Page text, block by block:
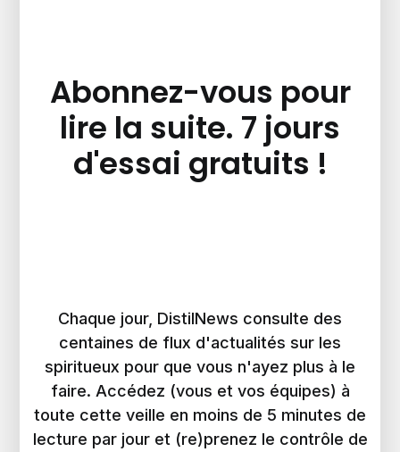
Abonnez-vous pour
lire la suite. 7 jours
d'essai gratuits !
Chaque jour, DistilNews consulte des
centaines de flux d'actualités sur les
spiritueux pour que vous n'ayez plus à le
faire. Accédez (vous et vos équipes) à
toute cette veille en moins de 5 minutes de
lecture par jour et (re)prenez le contrôle de